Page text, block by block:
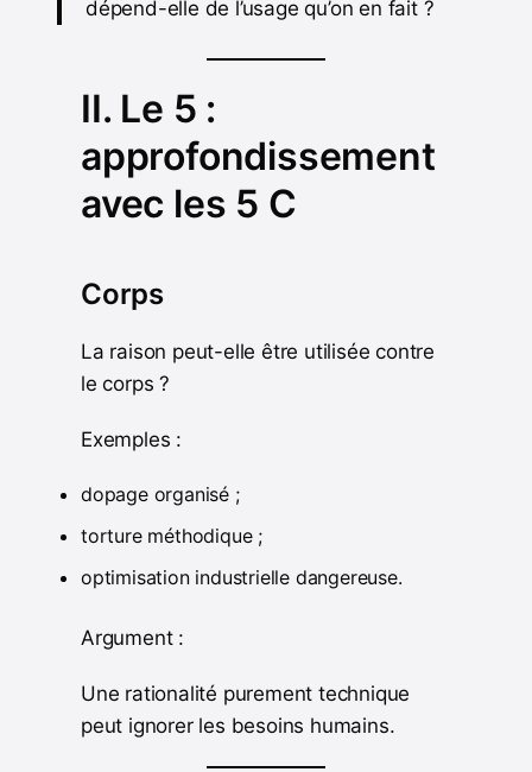
dépend-elle de l’usage qu’on en fait ?
II. Le 5 :
approfondissement
avec les 5 C
Corps
La raison peut-elle être utilisée contre
le corps ?
Exemples :
dopage organisé ;
torture méthodique ;
optimisation industrielle dangereuse.
Argument :
Une rationalité purement technique
peut ignorer les besoins humains.